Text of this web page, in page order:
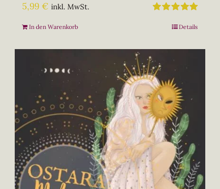
5.00von
5,99 € inkl. MwSt.
In den Warenkorb Details